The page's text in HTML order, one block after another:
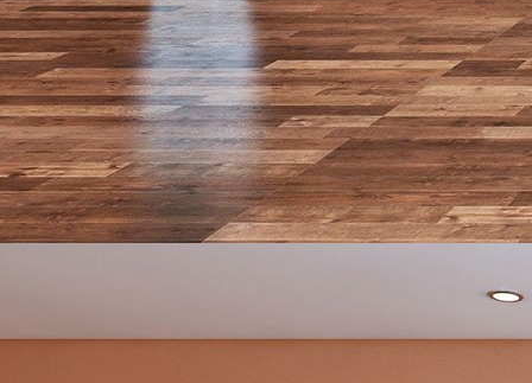
design_0023-092-co-01